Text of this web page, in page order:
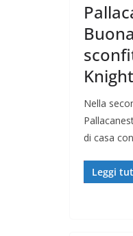
Knight
Nella
di casa
Leggi